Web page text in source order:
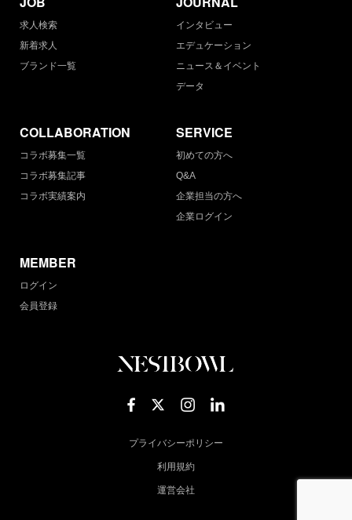
求人検索
新着求人
ブランド一覧
インタビュー
エデュケーション
ニュース＆イベント
データ
COLLABORATION
コラボ募集一覧
コラボ募集記事
コラボ実績案内
SERVICE
初めての方へ
Q&A
企業担当の方へ
企業ログイン
MEMBER
ログイン
会員登録
プライバシーポリシー
利用規約
運営会社